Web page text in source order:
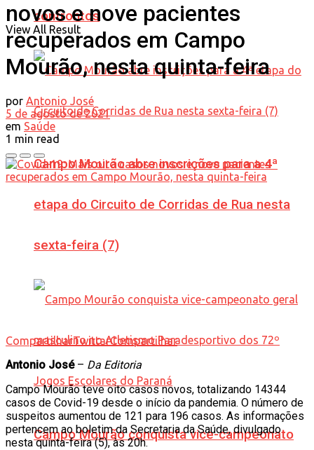
confrontos
Campo Mourão abre inscrições para a 4ª
etapa do Circuito de Corridas de Rua nesta
sexta-feira (7)
Campo Mourão conquista vice-campeonato
View All Result
novos e nove pacientes
recuperados em Campo
Mourão, nesta quinta-feira
por Antonio José
5 de agosto de 2021
em Saúde
1 min read
CompartilharTwittarCompartilhar
Antonio José– Da Editoria
Campo Mourão teve oito casos novos, totalizando 14344
casos de Covid-19 desde o início da pandemia. O número de
suspeitos aumentou de 121 para 196 casos. As informações
pertencem ao boletim da Secretaria da Saúde, divulgado
nesta quinta-feira (5), às 20h.